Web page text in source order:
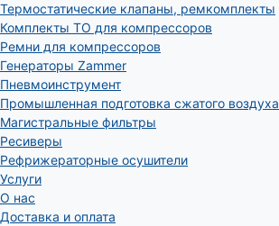
Термостатические клапаны, ремкомплекты
Комплекты ТО для компрессоров
Ремни для компрессоров
Генераторы Zammer
Пневмоинструмент
Промышленная подготовка сжатого воздуха
Магистральные фильтры
Ресиверы
Рефрижераторные осушители
Услуги
О нас
Доставка и оплата